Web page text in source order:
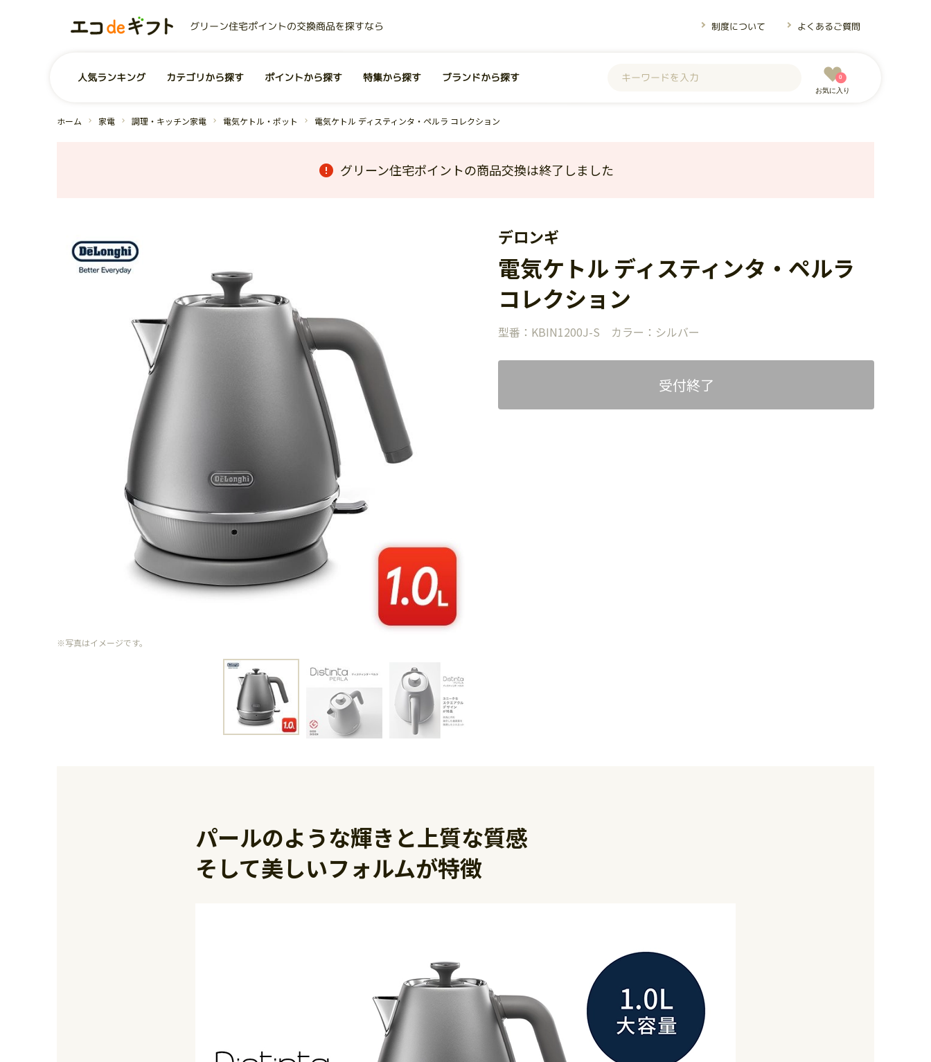
グリーン住宅ポイントの交換商品を探すなら 制度について よくあるご質問
0
ユーザー
お気に入り商品
商品を探す
人気ランキング カテゴリから探す ポイントから探す 特集から探す ブランドから探す
お気に入り
0
ホーム 家電 調理・キッチン家電 電気ケトル・ポット 電気ケトル ディスティンタ・ペルラ コレクション
グリーン住宅ポイントの商品交換は終了しました
※写真はイメージです。
デロンギ
電気ケトル ディスティンタ・ペルラ
コレクション
型番：KBIN1200J-S カラー：シルバー
受付終了
パールのような輝きと上質な質感
そして美しいフォルムが特徴